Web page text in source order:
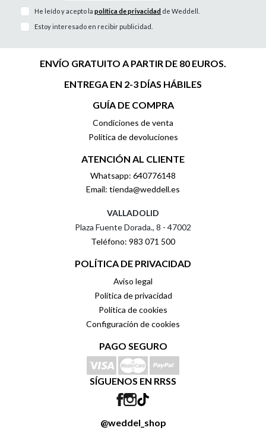
He leído y acepto lapolítica de privacidad de Weddell.
Estoy interesado en recibir publicidad.
ENVÍO GRATUITO A PARTIR DE 80 EUROS.
ENTREGA EN 2-3 DÍAS HÁBILES
GUÍA DE COMPRA
Condiciones de venta
Política de devoluciones
ATENCIÓN AL CLIENTE
Whatsapp: 640776148
Email: tienda@weddell.es
VALLADOLID
Plaza Fuente Dorada., 8 - 47002
Teléfono: 983 071 500
POLÍTICA DE PRIVACIDAD
Aviso legal
Política de privacidad
Política de cookies
Configuración de cookies
PAGO SEGURO
SÍGUENOS EN RRSS
@weddel_shop